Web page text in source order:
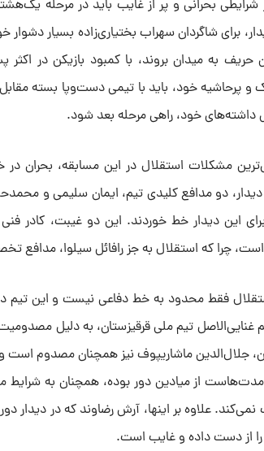
شرایطی بحرانی و پر از غایب باید در مرحله
برای شاگردان سهراب بختیاری‌زاده بسیار دشوار
حریف به میدان بروند، با کمبود بازیکن در
و پرحاشیه خود، باید با تیمی دست‌وپا بسته
داشته‌های خود، راهی مرحله بعد شود.
مشکلات استقلال در این مسابقه، بحران
دو مدافع کلیدی تیم، ایمان سلیمی و
این دیدار خط خوردند. این دو غیبت، کادر
است، چرا که استقلال به جز رافائل سیلوا، مدافع
فقط محدود به خط دفاعی نیست و این تیم در
غنایی‌الاصل تیم ملی قرقیزستان، به دلیل
جلال‌الدین ماشاریپوف نیز همچنان مصدوم است و
از میادین دور بوده، همچنان به شرایط
علاوه بر اینها، آرش رضاوند که در دیدار
را از دست داده و غایب است.